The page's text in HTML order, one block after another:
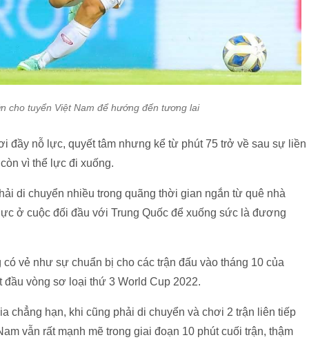
cho tuyển Việt Nam để hướng đến tương lai
đầy nỗ lực, quyết tâm nhưng kể từ phút 75 trở về sau sự liền
vì thể lực đi xuống.
di chuyển nhiều trong quãng thời gian ngắn từ quê nhà
ở cuộc đối đầu với Trung Quốc để xuống sức là đương
vẻ như sự chuẩn bị cho các trận đấu vào tháng 10 của
vòng sơ loại thứ 3 World Cup 2022.
chẳng hạn, khi cũng phải di chuyển và chơi 2 trận liên tiếp
vẫn rất mạnh mẽ trong giai đoạn 10 phút cuối trận, thậm